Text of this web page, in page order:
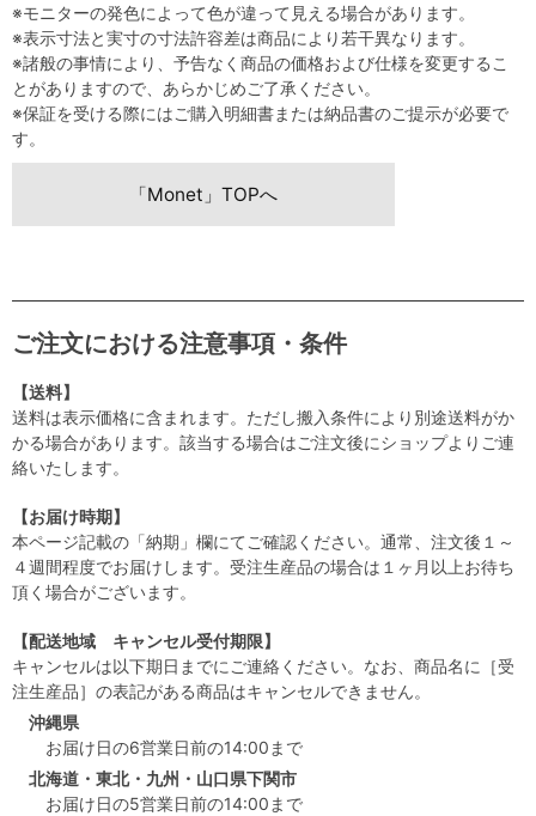
※モニターの発色によって色が違って見える場合があります。
※表示寸法と実寸の寸法許容差は商品により若干異なります。
※諸般の事情により、予告なく商品の価格および仕様を変更するこ
とがありますので、あらかじめご了承ください。
※保証を受ける際にはご購入明細書または納品書のご提示が必要で
す。
「Monet」TOPへ
ご注文における注意事項・条件
【送料】
送料は表示価格に含まれます。ただし搬入条件により別途送料がか
かる場合があります。該当する場合はご注文後にショップよりご連
絡いたします。
【お届け時期】
本ページ記載の「納期」欄にてご確認ください。通常、注文後１～
４週間程度でお届けします。受注生産品の場合は１ヶ月以上お待ち
頂く場合がございます。
【配送地域 キャンセル受付期限】
キャンセルは以下期日までにご連絡ください。なお、商品名に［受
注生産品］の表記がある商品はキャンセルできません。
沖縄県
お届け日の6営業日前の14:00まで
北海道・東北・九州・山口県下関市
お届け日の5営業日前の14:00まで